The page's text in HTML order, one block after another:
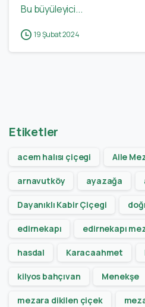
Bu büyüleyici...
19 Şubat 2024
Etiketler
acem halısı çiçegi Aile
arnavutköy ayazağa
Dayanıklı Kabir Çiçegi
edirnekapı edirnekapı
hasdal Karacaahmet
kilyos bahçıvan Menekşe
mezara dikilen çiçek